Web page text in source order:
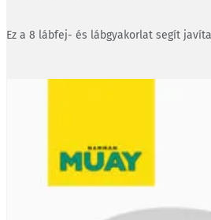
Ez a 8 lábfej- és lábgyakorlat segít